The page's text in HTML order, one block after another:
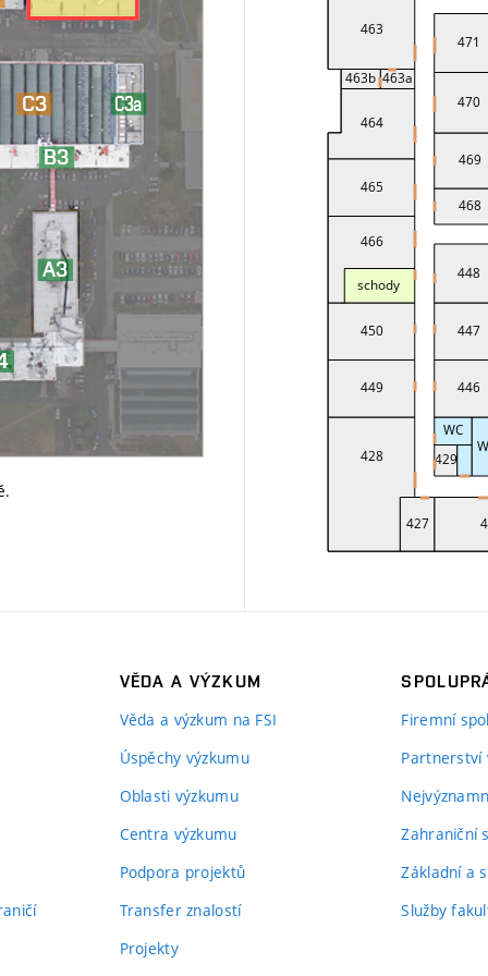
.
VĚDA A VÝZKUM
Věda a výzkum na FSI
Úspěchy výzkumu
Oblasti výzkumu
Centra výzkumu
Podpora projektů
Transfer znalostí
Projekty
Firemní
Partnerství
Zahraniční
Základní a
Služby